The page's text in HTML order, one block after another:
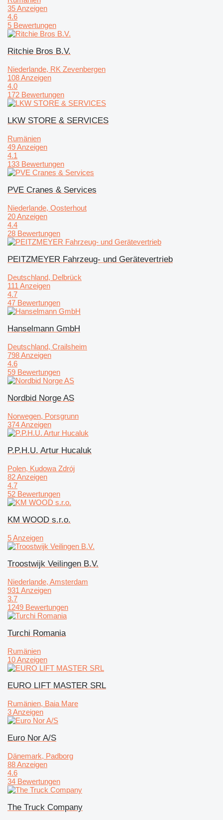
35 Anzeigen
4.6
5 Bewertungen
Ritchie Bros B.V.
Niederlande, RK Zevenbergen
108 Anzeigen
4.0
172 Bewertungen
LKW STORE & SERVICES
Rumänien
49 Anzeigen
4.1
133 Bewertungen
PVE Cranes & Services
Niederlande, Oosterhout
20 Anzeigen
4.4
28 Bewertungen
PEITZMEYER Fahrzeug- und Gerätevertrieb
Deutschland, Delbrück
111 Anzeigen
4.7
47 Bewertungen
Hanselmann GmbH
Deutschland, Crailsheim
798 Anzeigen
4.6
59 Bewertungen
Nordbid Norge AS
Norwegen, Porsgrunn
374 Anzeigen
P.P.H.U. Artur Hucaluk
Polen, Kudowa Zdrój
82 Anzeigen
4.7
52 Bewertungen
KM WOOD s.r.o.
5 Anzeigen
Troostwijk Veilingen B.V.
Niederlande, Amsterdam
931 Anzeigen
3.7
1249 Bewertungen
Turchi Romania
Rumänien
10 Anzeigen
EURO LIFT MASTER SRL
Rumänien, Baia Mare
3 Anzeigen
Euro Nor A/S
Dänemark, Padborg
88 Anzeigen
4.6
34 Bewertungen
The Truck Company